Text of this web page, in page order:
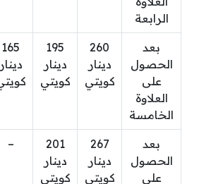
الرابعة
بعد
الحصول
على
العلاوة
الخامسة
260
دينار
كويتي
195
دينار
كويتي
165
دينار
بعد
الحصول
على
267
دينار
كويتي
201
دينار
كويتي
–